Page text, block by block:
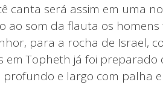
canta será assim em uma
ao som da flauta os
para a rocha de Israel,
em Topheth já foi
profundo e largo com palha